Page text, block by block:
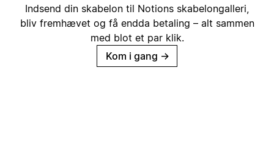
Indsend din skabelon til Notions skabelongalleri,
bliv fremhævet og få endda betaling – alt sammen
med blot et par klik.
Kom i gang →